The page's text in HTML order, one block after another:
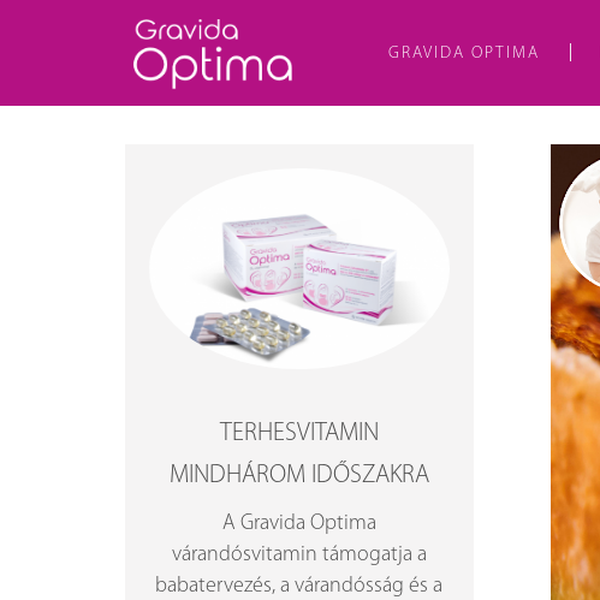
GRAVIDA OPTIMA
TERHESVITAMIN
MINDHÁROM IDŐSZAKRA
A Gravida Optima
várandósvitamin támogatja a
babatervezés, a várandósság és a